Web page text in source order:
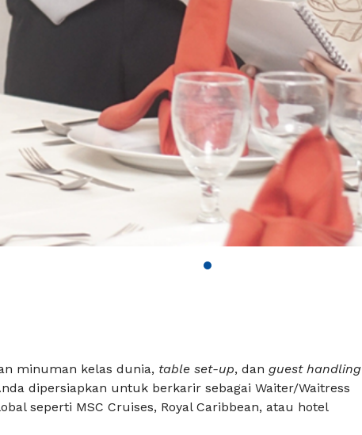
minuman kelas dunia, table set-up, dan guest handling
dipersiapkan untuk berkarir sebagai Waiter/Waitress
seperti MSC Cruises, Royal Caribbean, atau hotel